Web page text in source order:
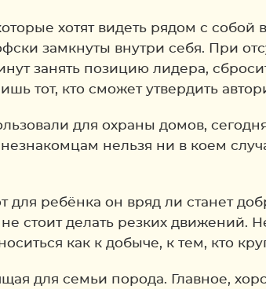
хотят видеть рядом с
замкнуты внутри себя. При
занять позицию лидера,
тот, кто сможет утвердить
для охраны домов,
нельзя ни в коем
для ребёнка он вряд ли станет
стоит делать резких движений.
как к добыче, к тем, кто
для семьи порода. Главное,